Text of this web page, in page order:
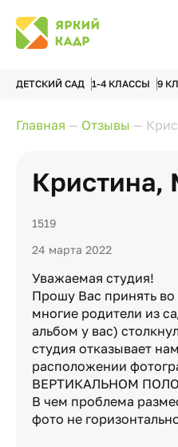
ДЕТСКИЙ САД 1-4 КЛАССЫ 9
Главная — Отзывы —
Кристина,
1519
24 марта 2022
Уважаемая студия!
Прошу Вас принять
многие родители из
альбом у вас)
студия отказывает
расположении
ВЕРТИКАЛЬНОМ
В чем проблема
фото не